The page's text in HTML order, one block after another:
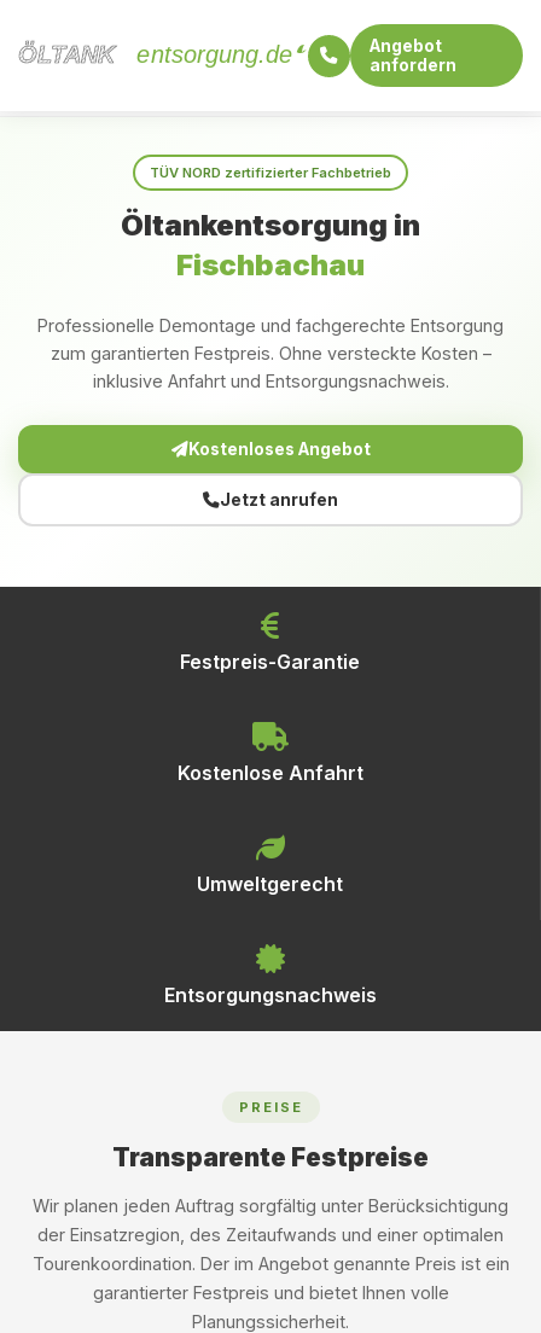
ÖLTANK
ÖLTANK entsorgung.de
Angebot
anfordern
TÜV NORD zertifizierter Fachbetrieb
Öltankentsorgung in
Fischbachau
Professionelle Demontage und fachgerechte Entsorgung
zum garantierten Festpreis. Ohne versteckte Kosten –
inklusive Anfahrt und Entsorgungsnachweis.
Kostenloses Angebot
Jetzt anrufen
Festpreis-Garantie
Kostenlose Anfahrt
Umweltgerecht
Entsorgungsnachweis
PREISE
Transparente Festpreise
Wir planen jeden Auftrag sorgfältig unter Berücksichtigung
der Einsatzregion, des Zeitaufwands und einer optimalen
Tourenkoordination. Der im Angebot genannte Preis ist ein
garantierter Festpreis und bietet Ihnen volle
Planungssicherheit.